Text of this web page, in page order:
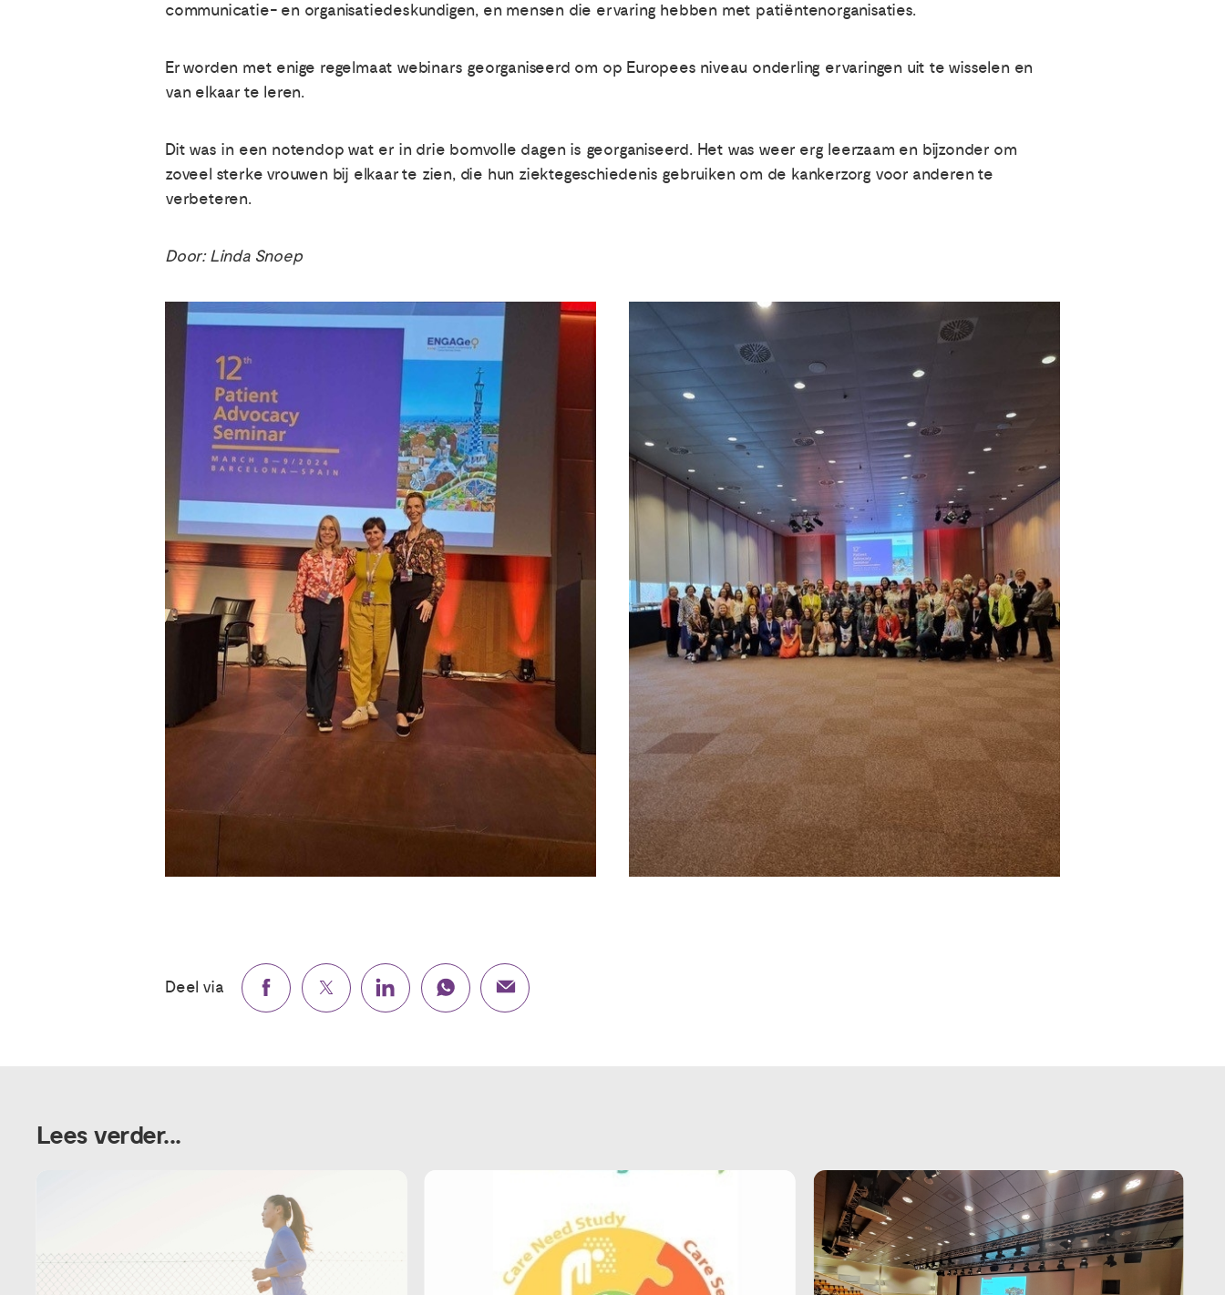
communicatie- en organisatiedeskundigen, en mensen die ervaring hebben met patiëntenorganisaties.
Er worden met enige regelmaat webinars georganiseerd om op Europees niveau onderling ervaringen uit te wisselen en
van elkaar te leren.
Dit was in een notendop wat er in drie bomvolle dagen is georganiseerd. Het was weer erg leerzaam en bijzonder om
zoveel sterke vrouwen bij elkaar te zien, die hun ziektegeschiedenis gebruiken om de kankerzorg voor anderen te
verbeteren.
Door: Linda Snoep
Deel via
Lees verder...